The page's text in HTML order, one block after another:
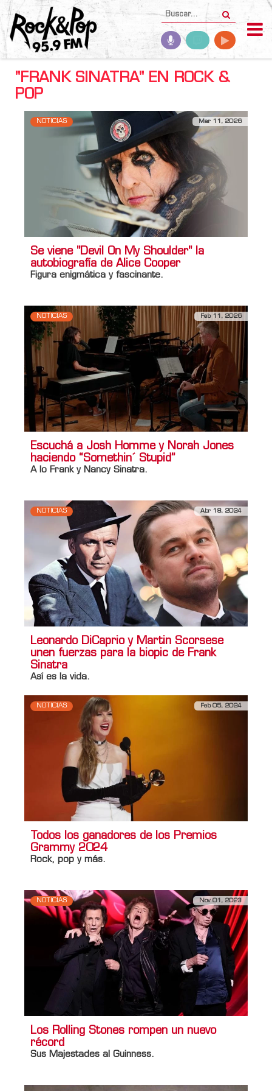
"FRANK SINATRA" EN ROCK &
POP
NOTICIAS Mar 11, 2026
Se viene "Devil On My Shoulder" la
autobiografía de Alice Cooper
Figura enigmática y fascinante.
NOTICIAS Feb 11, 2026
Escuchá a Josh Homme y Norah Jones
haciendo “Somethin´ Stupid”
A lo Frank y Nancy Sinatra.
NOTICIAS Abr 18, 2024
Leonardo DiCaprio y Martin Scorsese
unen fuerzas para la biopic de Frank
Sinatra
Así es la vida.
NOTICIAS Feb 05, 2024
Todos los ganadores de los Premios
Grammy 2024
Rock, pop y más.
NOTICIAS Nov 01, 2023
Los Rolling Stones rompen un nuevo
récord
Sus Majestades al Guinness.